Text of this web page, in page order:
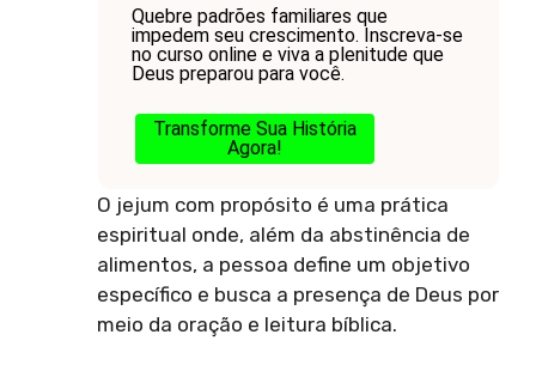
Quebre padrões familiares que
impedem seu crescimento. Inscreva-se
no curso online e viva a plenitude que
Deus preparou para você.
Transforme Sua História
Agora!
O jejum com propósito é uma prática
espiritual onde, além da abstinência de
alimentos, a pessoa define um objetivo
específico e busca a presença de Deus por
meio da oração e leitura bíblica.